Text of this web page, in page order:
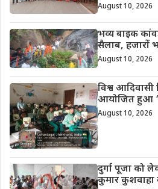
August 10, 2026
भव्य बाइक
सैलाब, हजारों
August 10, 2026
विश्व आदिवासी
आयोजित हुआ
August 10, 2026
दुर्गा पूजा को
कुमार कुशवाहा